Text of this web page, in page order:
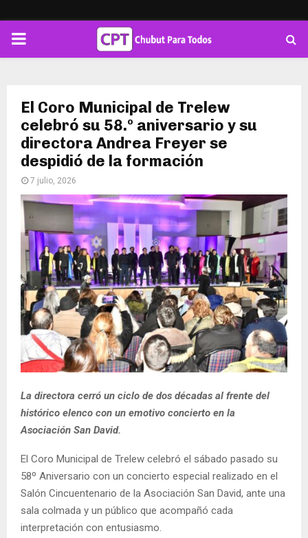
PRIMARY
El Coro Municipal de Trelew
celebró su 58.º aniversario y su
directora Andrea Freyer se
despidió de la formación
7 julio, 2026
La directora cerró un ciclo de dos décadas al frente del
histórico elenco con un emotivo concierto en la
Asociación San David.
El Coro Municipal de Trelew celebró el sábado pasado su
58º Aniversario con un concierto especial realizado en el
Salón Cincuentenario de la Asociación San David, ante una
sala colmada y un público que acompañó cada
interpretación con entusiasmo.